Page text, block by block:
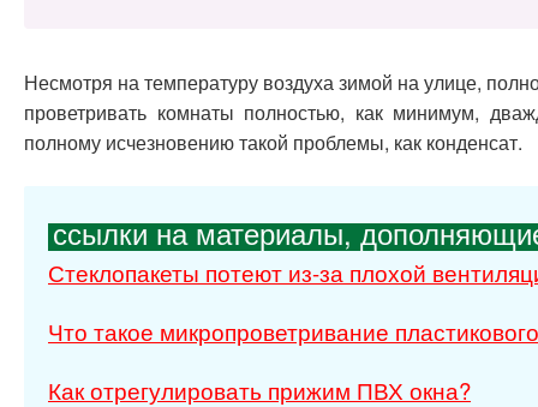
Несмотря на температуру воздуха зимой на улице,
проветривать комнаты полностью, как минимум,
полному исчезновению такой проблемы, как конденсат.
ссылки на материалы,
Стеклопакеты потеют из-за плохой
Что такое микропроветривание
Как отрегулировать прижим ПВХ окна?